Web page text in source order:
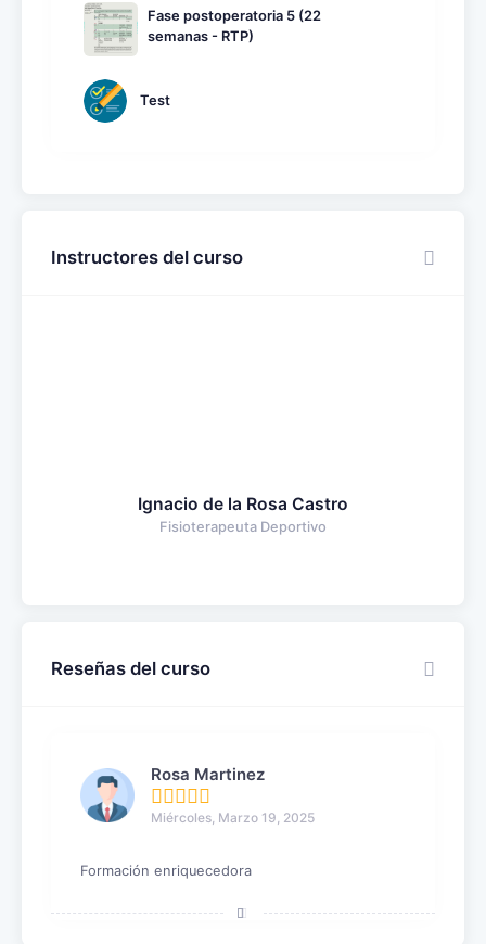
Fase postoperatoria 5 (22
semanas - RTP)
Test
Instructores del curso
Ignacio de la Rosa Castro
Fisioterapeuta Deportivo
Reseñas del curso
Rosa Martinez
Miércoles, Marzo 19, 2025
Formación enriquecedora